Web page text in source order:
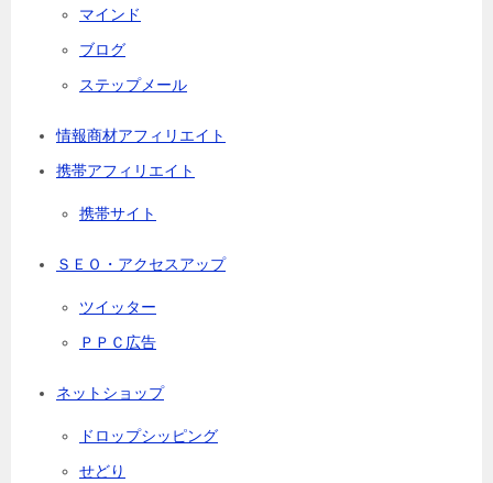
マインド
ブログ
ステップメール
情報商材アフィリエイト
携帯アフィリエイト
携帯サイト
ＳＥＯ・アクセスアップ
ツイッター
ＰＰＣ広告
ネットショップ
ドロップシッピング
せどり